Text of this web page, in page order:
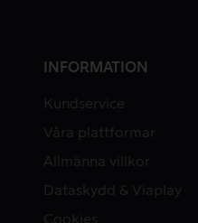
INFORMATION
Kundservice
Våra plattformar
Allmänna villkor
Dataskydd & Viaplay
Cookies